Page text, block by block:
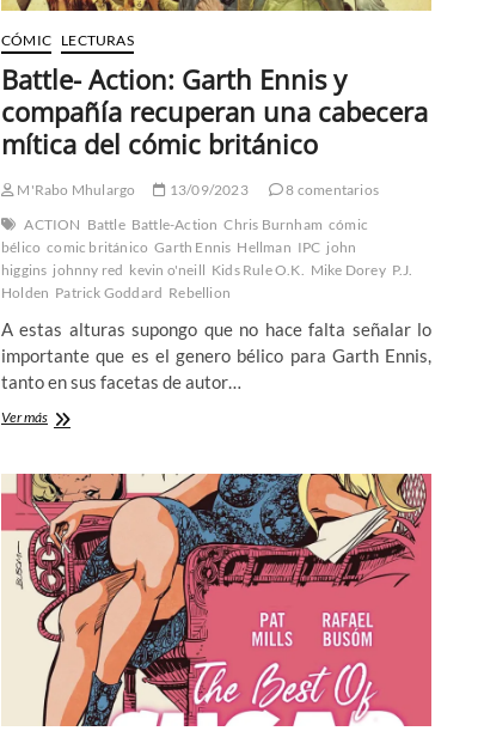
CÓMIC LECTURAS
Battle- Action: Garth Ennis y
compañía recuperan una cabecera
mítica del cómic británico
M'Rabo Mhulargo 13/09/2023
8 comentarios
ACTION Battle Battle-Action Chris Burnham cómic
bélico comic británico Garth Ennis Hellman IPC john
higgins johnny red kevin o'neill Kids Rule O.K. Mike Dorey P.J.
Holden Patrick Goddard Rebellion
A estas alturas supongo que no hace falta señalar lo
importante que es el genero bélico para Garth Ennis,
tanto en sus facetas de autor…
Ver másBattle-
Ennis
y
compañía
recuperan
una
cabecera
mítica
del
cómic
británico